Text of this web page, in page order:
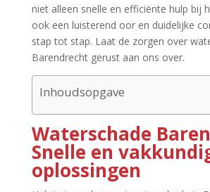
niet alleen snelle en efficiënte hulp bij
ook een luisterend oor en duidelijke
stap tot stap.​ Laat de zorgen over
Barendrecht gerust aan ons over.​
Inhoudsopgave
Waterschade
Snelle en
oplossingen